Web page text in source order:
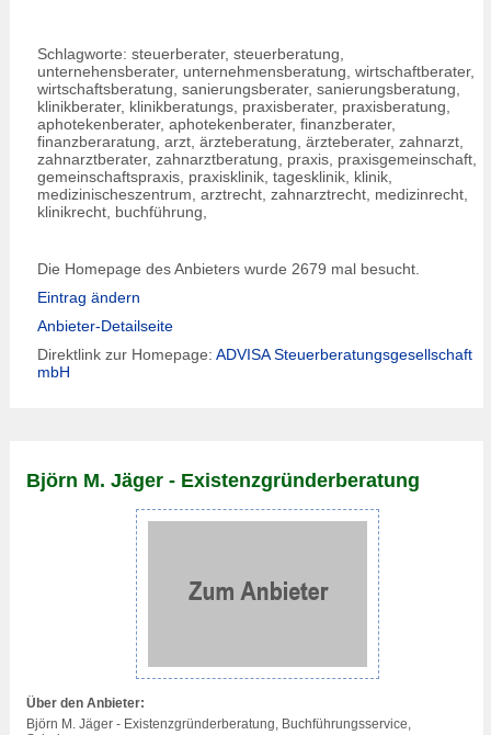
Schlagworte: steuerberater, steuerberatung,
unternehensberater, unternehmensberatung, wirtschaftberater,
wirtschaftsberatung, sanierungsberater, sanierungsberatung,
klinikberater, klinikberatungs, praxisberater, praxisberatung,
aphotekenberater, aphotekenberater, finanzberater,
finanzberaratung, arzt, ärzteberatung, ärzteberater, zahnarzt,
zahnarztberater, zahnarztberatung, praxis, praxisgemeinschaft,
gemeinschaftspraxis, praxisklinik, tagesklinik, klinik,
medizinischeszentrum, arztrecht, zahnarztrecht, medizinrecht,
klinikrecht, buchführung,
Die Homepage des Anbieters wurde 2679 mal besucht.
Eintrag ändern
Anbieter-Detailseite
Direktlink zur Homepage: ADVISA Steuerberatungsgesellschaft
mbH
Björn M. Jäger - Existenzgründerberatung
Über den Anbieter:
Björn M. Jäger - Existenzgründerberatung, Buchführungsservice,